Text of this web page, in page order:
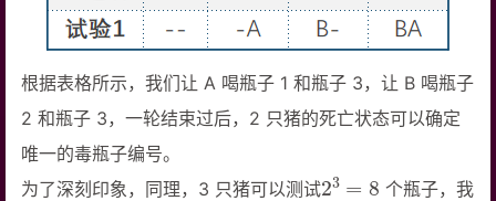
根据表格所示，我们让 A 喝瓶子 1 和瓶子 3，让 B 喝瓶子
2 和瓶子 3，一轮结束过后，2 只猪的死亡状态可以确定
唯一的毒瓶子编号。
为了深刻印象，同理，3 只猪可以测试23 8 个瓶子，我